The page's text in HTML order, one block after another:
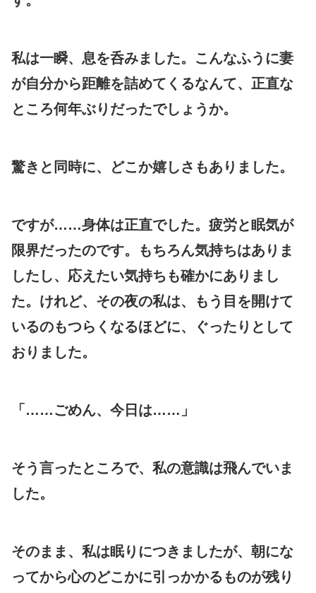
私は一瞬、息を呑みました。こんなふうに妻
が自分から距離を詰めてくるなんて、正直な
ところ何年ぶりだったでしょうか。
驚きと同時に、どこか嬉しさもありました。
ですが……身体は正直でした。疲労と眠気が
限界だったのです。もちろん気持ちはありま
したし、応えたい気持ちも確かにありまし
た。けれど、その夜の私は、もう目を開けて
いるのもつらくなるほどに、ぐったりとして
おりました。
「……ごめん、今日は……」
そう言ったところで、私の意識は飛んでいま
した。
そのまま、私は眠りにつきましたが、朝にな
ってから心のどこかに引っかかるものが残り